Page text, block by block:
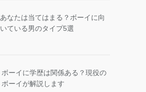
あなたは当てはまる？ボーイに向
いている男のタイプ5選
ボーイに学歴は関係ある？現役の
ボーイが解説します